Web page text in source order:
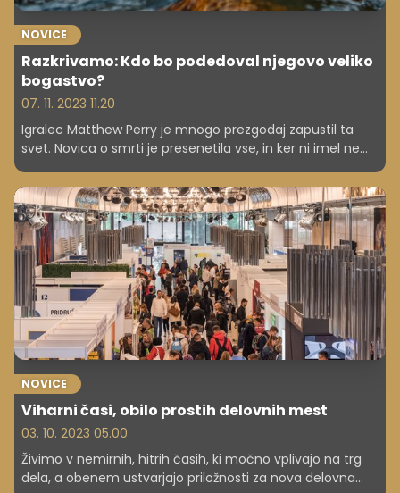
NOVICE
Razkrivamo: Kdo bo podedoval njegovo veliko
bogastvo?
07. 11. 2023 11.20
Igralec Matthew Perry je mnogo prezgodaj zapustil ta
svet. Novica o smrti je presenetila vse, in ker ni imel ne
njegovo bogastvo.
NOVICE
Viharni časi, obilo prostih delovnih mest
03. 10. 2023 05.00
Živimo v nemirnih, hitrih časih, ki močno vplivajo na trg
dela, a obenem ustvarjajo priložnosti za nova delovna